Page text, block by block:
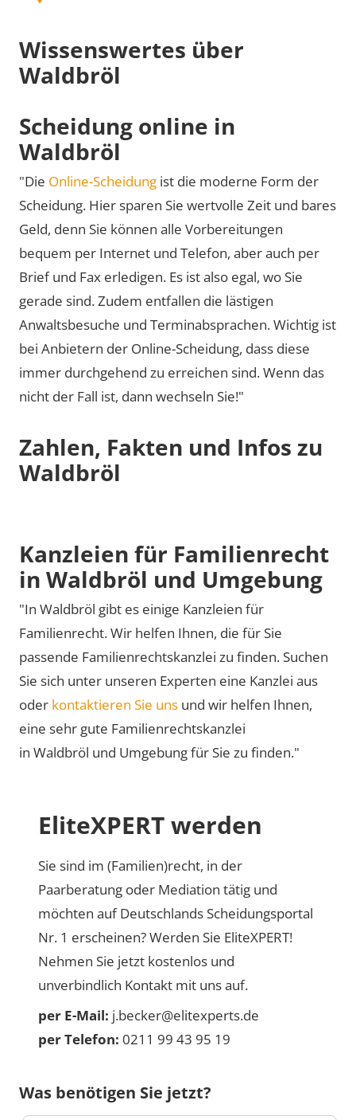
Wissenswertes über
Waldbröl
Scheidung online in
Waldbröl
"Die Online-Scheidung ist die moderne Form der
Scheidung. Hier sparen Sie wertvolle Zeit und bares
Geld, denn Sie können alle Vorbereitungen
bequem per Internet und Telefon, aber auch per
Brief und Fax erledigen. Es ist also egal, wo Sie
gerade sind. Zudem entfallen die lästigen
Anwaltsbesuche und Terminabsprachen. Wichtig ist
bei Anbietern der Online-Scheidung, dass diese
immer durchgehend zu erreichen sind. Wenn das
nicht der Fall ist, dann wechseln Sie!"
Zahlen, Fakten und Infos zu
Waldbröl
Kanzleien für Familienrecht
in Waldbröl und Umgebung
"In Waldbröl gibt es einige Kanzleien für
Familienrecht. Wir helfen Ihnen, die für Sie
passende Familienrechtskanzlei zu finden. Suchen
Sie sich unter unseren Experten eine Kanzlei aus
oder kontaktieren Sie uns und wir helfen Ihnen,
eine sehr gute Familienrechtskanzlei
in Waldbröl und Umgebung für Sie zu finden."
EliteXPERT werden
Sie sind im (Familien)recht, in der
Paarberatung oder Mediation tätig und
möchten auf Deutschlands Scheidungsportal
Nr. 1 erscheinen? Werden Sie EliteXPERT!
Nehmen Sie jetzt kostenlos und
unverbindlich Kontakt mit uns auf.
per E-Mail: j.becker@elitexperts.de
per Telefon: 0211 99 43 95 19
Was benötigen Sie jetzt?